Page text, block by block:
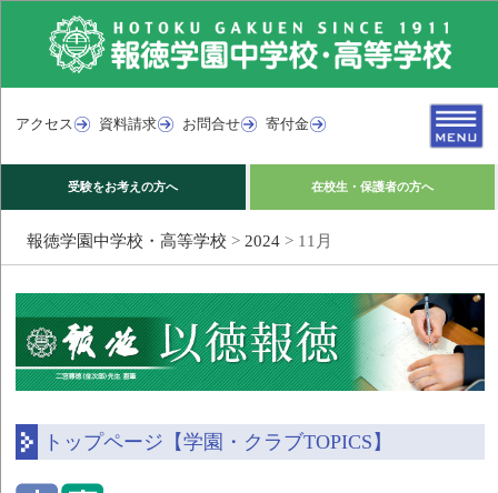
アクセス 資料請求 お問合せ 寄付金
受験をお考えの方へ 在校生・保護者の方へ
報徳学園中学校・高等学校 > 2024> 11月
トップページ【学園・クラブTOPICS】